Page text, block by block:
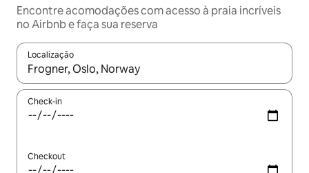
Encontre acomodações com acesso à praia incríveis
no Airbnb e faça sua reserva
Localização
Quando os resultados estiverem disponíveis, explore-os
Check-in
Checkout